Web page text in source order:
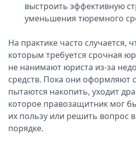
выстроить эффективную
уменьшения тюремного
На практике часто случается,
которым требуется срочная
не нанимают юриста из-за
средств. Пока они оформляют
пытаются накопить, уходит
которое правозащитник мог
их пользу или решить вопрос
порядке.